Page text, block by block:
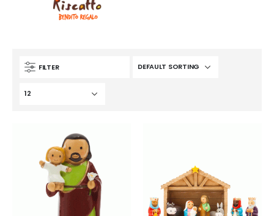
FILTER